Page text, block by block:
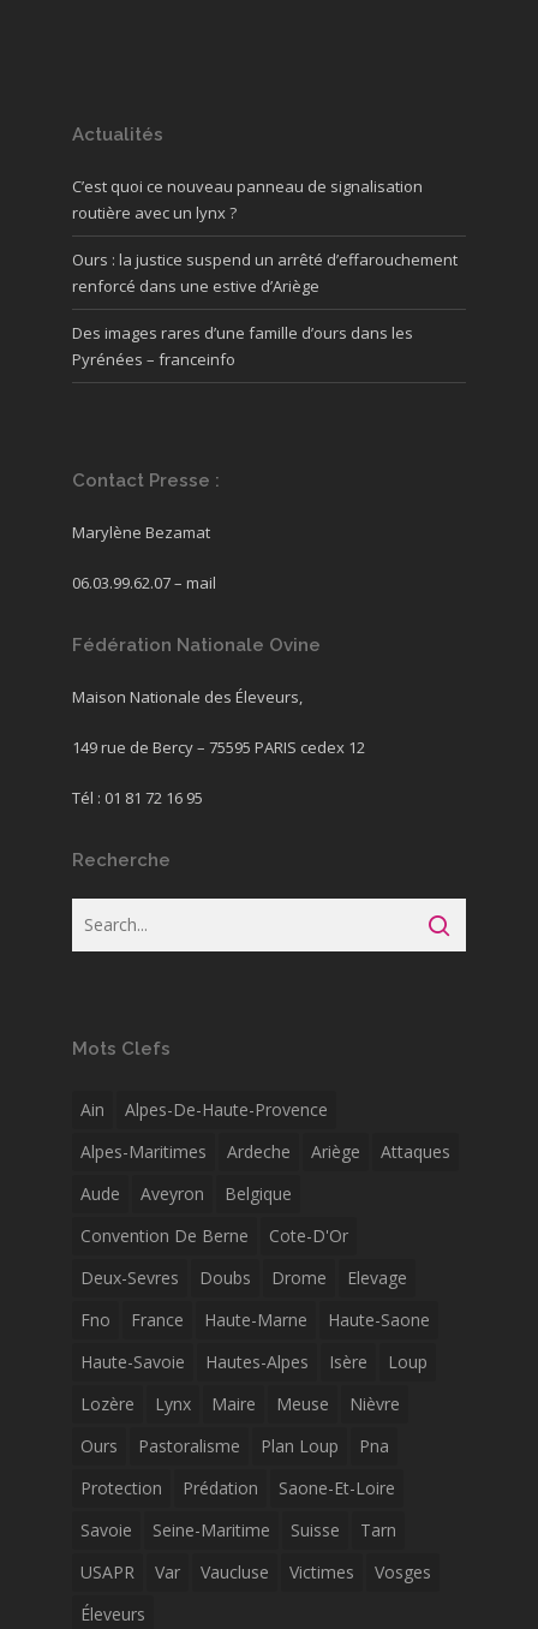
Actualités
C’est quoi ce nouveau panneau de signalisation
routière avec un lynx ?
Ours : la justice suspend un arrêté d’effarouchement
renforcé dans une estive d’Ariège
Des images rares d’une famille d’ours dans les
Pyrénées – franceinfo
Contact Presse :
Marylène Bezamat
06.03.99.62.07 – mail
Fédération Nationale Ovine
Maison Nationale des Éleveurs,
149 rue de Bercy – 75595 PARIS cedex 12
Tél : 01 81 72 16 95
Recherche
Mots Clefs
Ain
Alpes-De-Haute-Provence
Alpes-Maritimes
Ardeche Ariège
Attaques
Aude
Aveyron
Belgique
Convention De Berne
Cote-D'Or
Deux-Sevres
Doubs Drome
Elevage
Fno
France Haute-Marne
Haute-Saone
Haute-Savoie
Hautes-Alpes Isère
Loup
Lozère
Lynx Maire Meuse
Nièvre
Ours
Pastoralisme Plan Loup
Pna
Protection
Prédation
Saone-Et-Loire
Savoie
Seine-Maritime Suisse
Tarn
USAPR
Var Vaucluse Victimes
Vosges
Éleveurs